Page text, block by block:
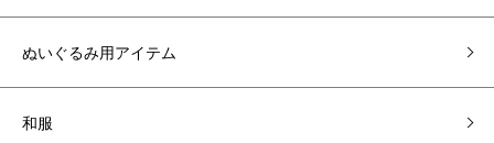
ぬいぐるみ用アイテム
和服